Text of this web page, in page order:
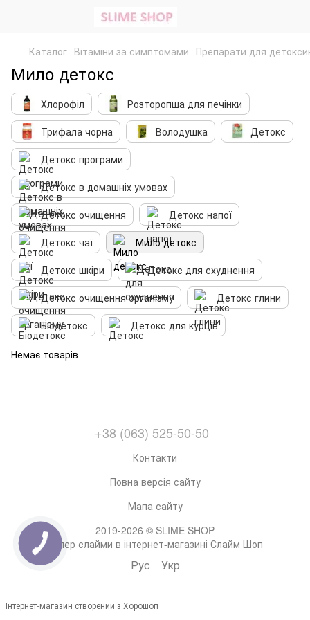
Каталог Вітаміни за симптомами Препарати для
Мило детокс
Хлорофіл
Розторопша для печінки
Трифала чорна
Володушка
Детокс
Детокс програми
Детокс в домашніх умовах
Детокс очищення
Детокс напої
Детокс чаї
Мило детокс
Детокс шкіри
Детокс для схуднення
Детокс очищення організму
Детокс глини
Біодетокс
Детокс для курців
Немає товарів
+38 (063) 525-50-50
Контакти
Повна версія сайту
Мапа сайту
2019-2026 © SLIME SHOP
Супер слайми в інтернет-магазині Слайм Шоп
Рус Укр
Інтернет-магазин створений з Хорошоп